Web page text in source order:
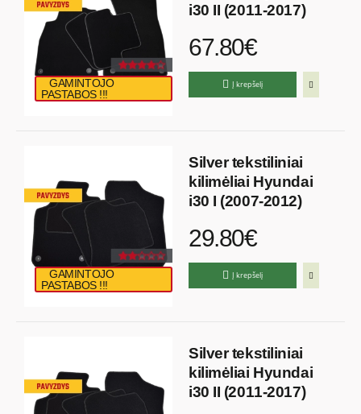
GAMINTOJO
PASTABOS !!!
i30 II (2011-2017)
67.80€
Į krepšelį
GAMINTOJO
PASTABOS !!!
Silver tekstiliniai
kilimėliai Hyundai
i30 I (2007-2012)
29.80€
Į krepšelį
Silver tekstiliniai
kilimėliai Hyundai
i30 II (2011-2017)